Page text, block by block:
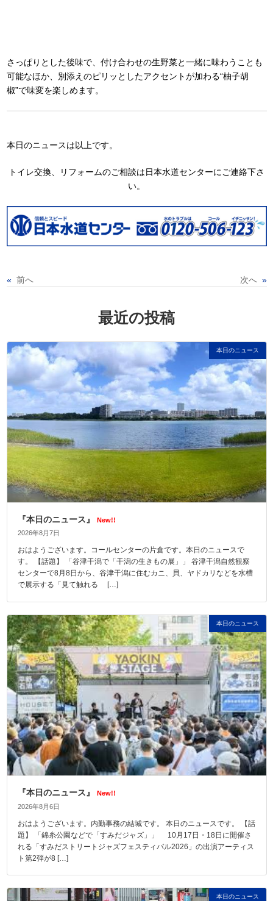
さっぱりとした後味で、付け合わせの生野菜と一緒に味わうことも
可能なほか、別添えのピリッとしたアクセントが加わる“柚子胡
椒”で味変を楽しめます。
本日のニュースは以上です。
トイレ交換、リフォームのご相談は日本水道センターにご連絡下さ
い。
« 前へ 次へ »
最近の投稿
本日のニュース
『本日のニュース』
New!!
2026年8月7日
おはようございます。コールセンターの片倉です。本日のニュースで
す。 【話題】 「谷津干潟で「干潟の生きもの展」」 谷津干潟自然観察
センターで8月8日から、谷津干潟に住むカニ、貝、ヤドカリなどを水槽
で展示する「見て触れる […]
本日のニュース
『本日のニュース』
New!!
2026年8月6日
おはようございます。内勤事務の結城です。 本日のニュースです。 【話
題】 「錦糸公園などで「すみだジャズ」」 10月17日・18日に開催さ
れる「すみだストリートジャズフェスティバル2026」の出演アーティス
ト第2弾が8 […]
本日のニュース